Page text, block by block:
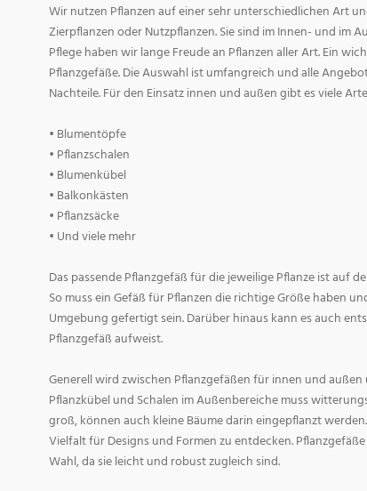
Wir nutzen Pflanzen auf einer sehr unterschiedlichen Art
Zierpflanzen oder Nutzpflanzen. Sie sind im Innen- und im
Pflege haben wir lange Freude an Pflanzen aller Art. Ein
Pflanzgefäße. Die Auswahl ist umfangreich und alle
Nachteile. Für den Einsatz innen und außen gibt es viele
• Blumentöpfe
• Pflanzschalen
• Blumenkübel
• Balkonkästen
• Pflanzsäcke
• Und viele mehr
Das passende Pflanzgefäß für die jeweilige Pflanze ist auf
So muss ein Gefäß für Pflanzen die richtige Größe haben
Umgebung gefertigt sein. Darüber hinaus kann es auch
Pflanzgefäß aufweist.
Generell wird zwischen Pflanzgefäßen für innen und
Pflanzkübel und Schalen im Außenbereiche muss
groß, können auch kleine Bäume darin eingepflanzt
Vielfalt für Designs und Formen zu entdecken.
Wahl, da sie leicht und robust zugleich sind.